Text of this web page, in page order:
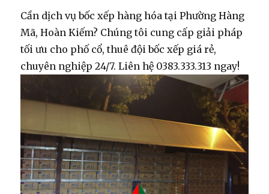
Cần dịch vụ bốc xếp hàng hóa tại Phường Hàng
Mã, Hoàn Kiếm? Chúng tôi cung cấp giải pháp
tối ưu cho phố cổ,thuê đội bốc xếp giá rẻ,
chuyên nghiệp 24/7. Liên hệ 0383.333.313 ngay!